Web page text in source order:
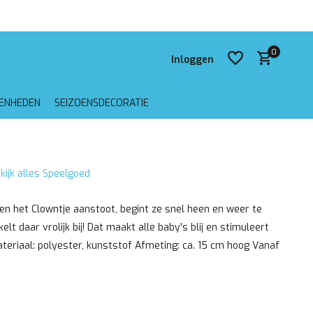
Inloggen
0
SEIZOENSDECORATIE
alles Speelgoed
het Clowntje aanstoot, begint ze snel heen en weer te
daar vrolijk bij! Dat maakt alle baby's blij en stimuleert
polyester, kunststof Afmeting: ca. 15 cm hoog Vanaf